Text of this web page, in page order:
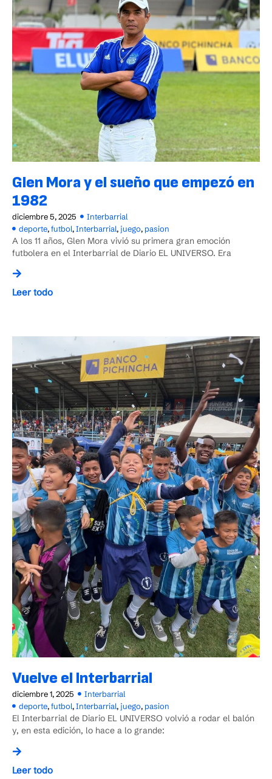
Glen Mora y el sueño que empezó en
1982
diciembre 5, 2025
Interbarrial
deporte,futbol,Interbarrial, juego, pasion
A los 11 años, Glen Mora vivió su primera gran emoción
futbolera en el Interbarrial de Diario EL UNIVERSO. Era
Leer todo
Vuelve el Interbarrial
diciembre 1, 2025
Interbarrial
deporte,futbol,Interbarrial, juego, pasion
El Interbarrial de Diario EL UNIVERSO volvió a rodar el balón
y, en esta edición, lo hace a lo grande:
Leer todo